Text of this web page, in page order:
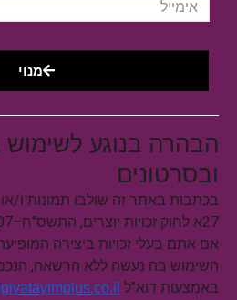
מנוי
הבהרה בנוגע לשימוש
ובסרטונים
בכתבות באתר זה שולבו תמונות ו/
27א לחוק זכויות יוצרים, התשס"ח–2007.
אם אתם בעלי זכויות ביצירה
השימוש בה נעשה ללא הרשאה, הנכם
באמצעות דוא"ל